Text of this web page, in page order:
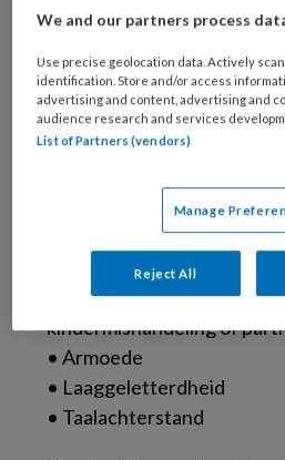
mensen waar de richtlijn
Risicofactoren
beschermende
Voorbeelden van
• Psychische problemen
• Negatieve
kindermishandeling of
• Armoede
• Laaggeletterdheid
• Taalachterstand
We and our partners process
Use precise geolocation data. Actively
identification. Store and/or access
advertising and content, advertising and
audience research and services
List of Partners (vendors)
Manage
Reject All